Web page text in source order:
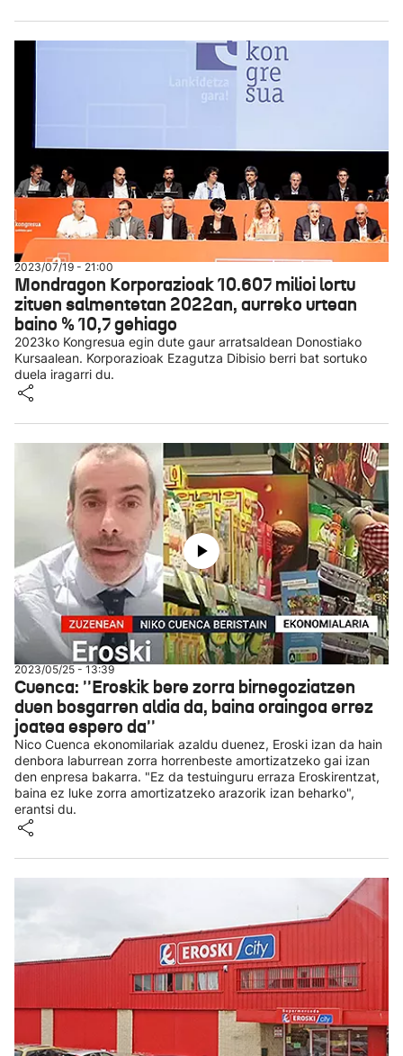
2023/07/19 - 21:00
Mondragon Korporazioak 10.607 milioi lortu
zituen salmentetan 2022an, aurreko urtean
baino % 10,7 gehiago
2023ko Kongresua egin dute gaur arratsaldean Donostiako
Kursaalean. Korporazioak Ezagutza Dibisio berri bat sortuko
duela iragarri du.
2023/05/25 - 13:39
Cuenca: ''Eroskik bere zorra birnegoziatzen
duen bosgarren aldia da, baina oraingoa errez
joatea espero da''
Nico Cuenca ekonomilariak azaldu duenez, Eroski izan da hain
denbora laburrean zorra horrenbeste amortizatzeko gai izan
den enpresa bakarra. "Ez da testuinguru erraza Eroskirentzat,
baina ez luke zorra amortizatzeko arazorik izan beharko",
erantsi du.